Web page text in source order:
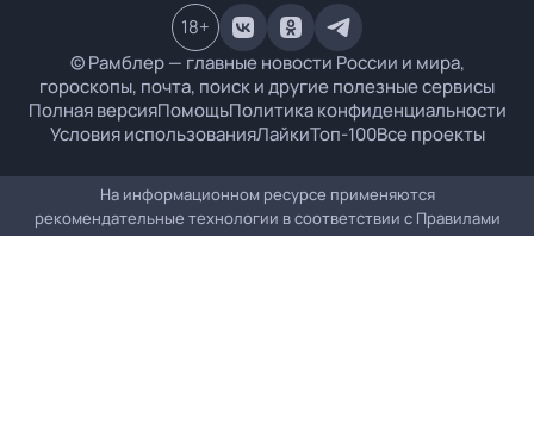
© Рамблер — главные новости России и мира,
гороскопы, почта, поиск и другие полезные сервисы
Полная версияПомощьПолитика конфиденциальности
Условия использованияЛайкиТоп-100Все проекты
18+
На информационном ресурсе применяются
рекомендательные технологии в соответствии с Правилами